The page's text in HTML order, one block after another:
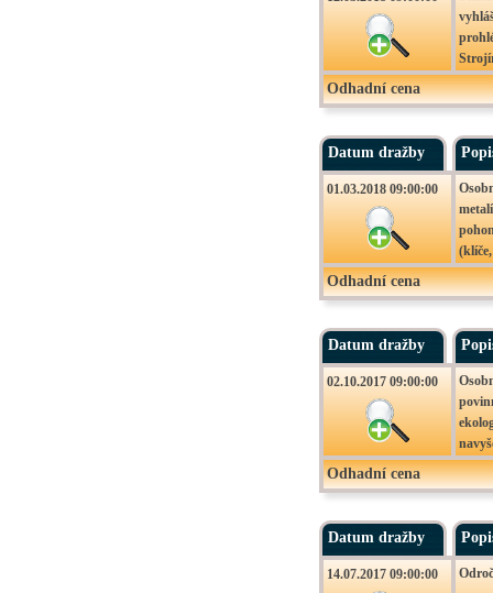
Odhadní cena
Datum dražby
01.03.2018 09:00:00
Odhadní cena
Datum dražby
02.10.2017 09:00:00
Odhadní cena
Datum dražby
14.07.2017 09:00:00